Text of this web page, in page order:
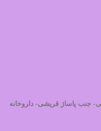
جنب پاساژ قریشی- داروخانه